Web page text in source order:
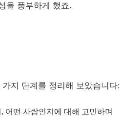
을 풍부하게 했죠.
지 단계를 정리해 보았습니다:
어떤 사람인지에 대해 고민하며